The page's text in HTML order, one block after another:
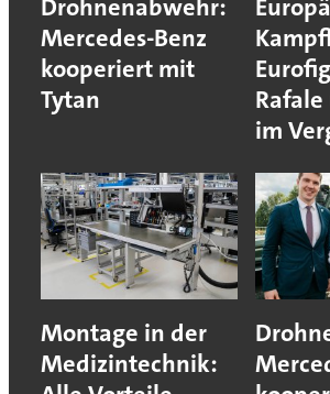
Drohnenabwehr:
Mercedes-Benz
kooperiert mit
Tytan
im
Montage in der
Medizintechnik: